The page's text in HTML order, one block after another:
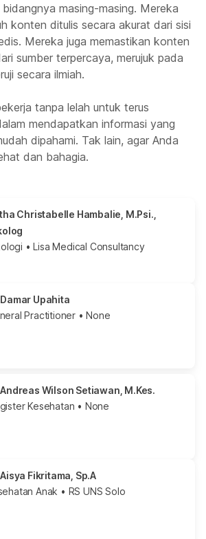
masing-masing. Mereka
konten ditulis secara akurat dari sisi
Mereka juga memastikan konten
sumber terpercaya, merujuk pada
secara ilmiah.
tanpa lelah untuk terus
mendapatkan informasi yang
dipahami. Tak lain, agar Anda
dan bahagia.
Christabelle Hambalie, M.Psi.,
• Lisa Medical Consultancy
Upahita
Practitioner • None
Wilson Setiawan, M.Kes.
Kesehatan • None
Fikritama, Sp.A
Anak • RS UNS Solo